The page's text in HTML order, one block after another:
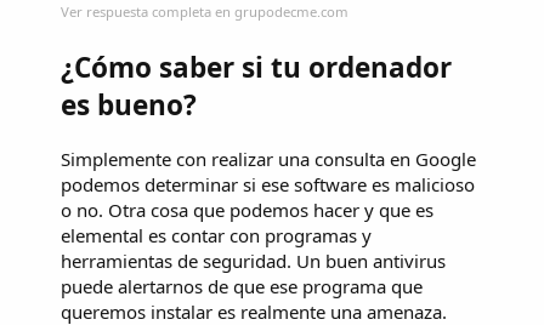
Ver respuesta completa en grupodecme.com
¿Cómo saber si tu ordenador
es bueno?
Simplemente con realizar una consulta en Google
podemos determinar si ese software es malicioso
o no. Otra cosa que podemos hacer y que es
elemental es contar con programas y
herramientas de seguridad. Un buen antivirus
puede alertarnos de que ese programa que
queremos instalar es realmente una amenaza.